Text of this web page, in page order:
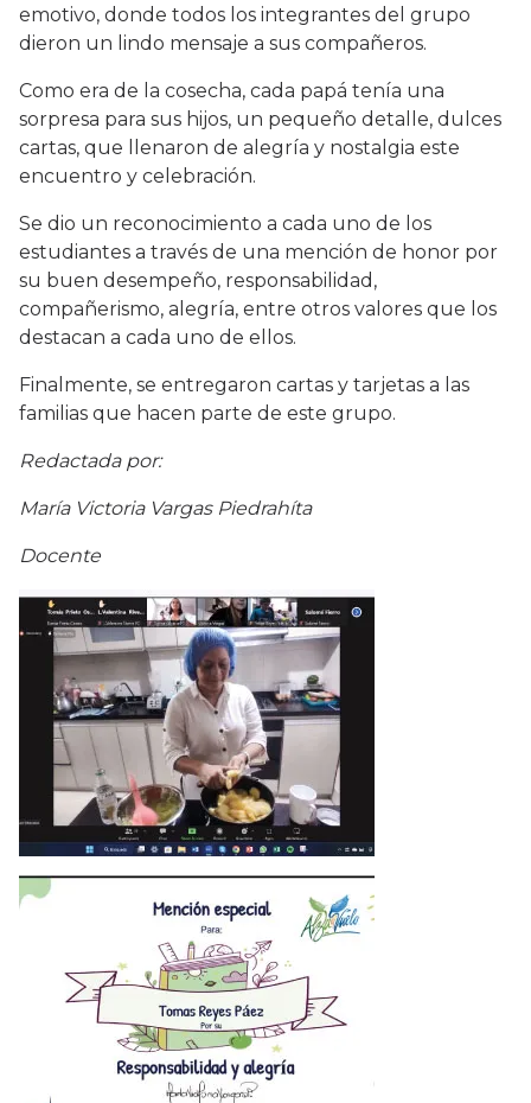
emotivo, donde todos los integrantes del grupo
dieron un lindo mensaje a sus compañeros.
Como era de la cosecha, cada papá tenía una
sorpresa para sus hijos, un pequeño detalle, dulces
cartas, que llenaron de alegría y nostalgia este
encuentro y celebración.
Se dio un reconocimiento a cada uno de los
estudiantes a través de una mención de honor por
su buen desempeño, responsabilidad,
compañerismo, alegría, entre otros valores que los
destacan a cada uno de ellos.
Finalmente, se entregaron cartas y tarjetas a las
familias que hacen parte de este grupo.
Redactada por:
María Victoria Vargas Piedrahíta
Docente